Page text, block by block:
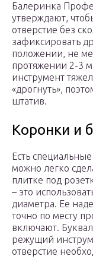
Балеринка
утверждают,
отверстие без
зафиксировать
положении, не
протяжении 2-3
инструмент
«дрогнуть»,
штатив.
Коронки и
Есть
можно легко
плитке под
– это
диаметра. Ее
точно по месту
включают.
режущий
отверстие